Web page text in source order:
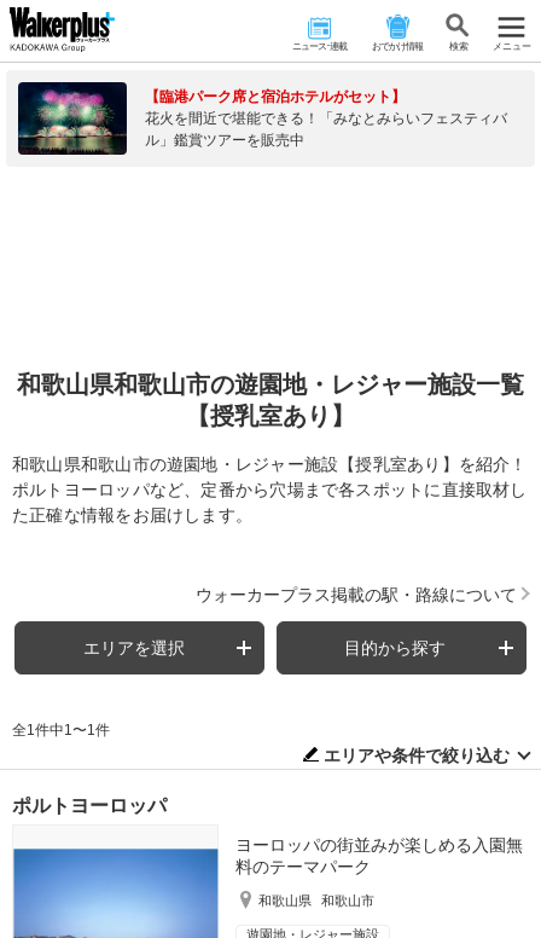
ニュース･連載 おでかけ情報 検 索 メニュー
【臨港パーク席と宿泊ホテルがセット】
花火を間近で堪能できる！「みなとみらいフェスティバ
ル」鑑賞ツアーを販売中
和歌山県和歌山市の遊園地・レジャー施設一覧
【授乳室あり】
和歌山県和歌山市の遊園地・レジャー施設【授乳室あり】を紹介！
ポルトヨーロッパなど、定番から穴場まで各スポットに直接取材し
た正確な情報をお届けします。
ウォーカープラス掲載の駅・路線について
エリアを選択 目的から探す
全1件中1〜1件
エリアや条件で絞り込む
ポルトヨーロッパ
ヨーロッパの街並みが楽しめる入園無
料のテーマパーク
和歌山県 和歌山市
遊園地・レジャー施設